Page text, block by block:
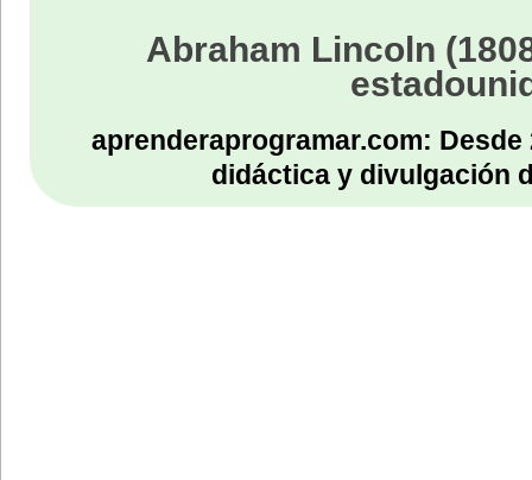
Abraham Lincoln
aprenderaprogramar.com:
didáctica y divulgación